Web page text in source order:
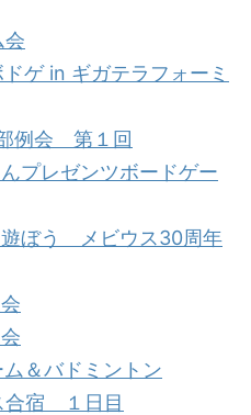
会
ゲ in ギガテラフォーミ
例会 第１回
プレゼンツボードゲー
遊ぼう メビウス30周年
＆バドミントン
合宿 １日目